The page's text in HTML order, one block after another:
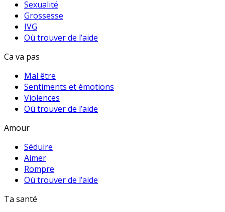
Sexualité
Grossesse
IVG
Où trouver de l’aide
Ca va pas
Mal être
Sentiments et émotions
Violences
Où trouver de l’aide
Amour
Séduire
Aimer
Rompre
Où trouver de l’aide
Ta santé